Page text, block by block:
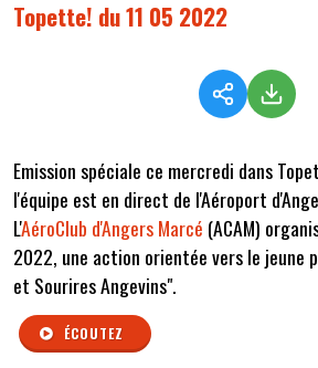
Topette! du 11 05 2022
Emission spéciale ce mercredi dans
l'équipe est en direct de l'Aéroport
L'AéroClub d'Angers Marcé (ACAM)
2022, une action orientée vers le jeune
et Sourires Angevins".
ÉCOUTEZ